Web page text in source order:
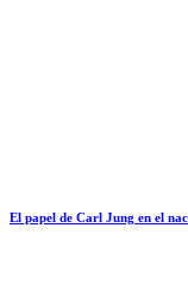
El papel de Carl Jung en el